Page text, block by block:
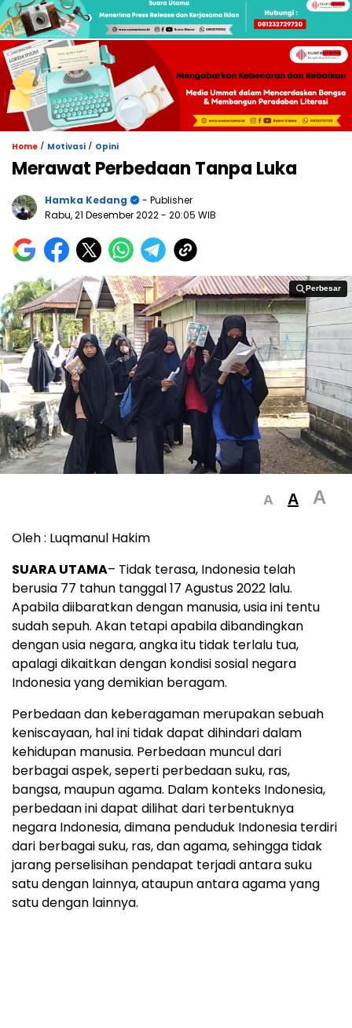
Home / Motivasi / Opini
Merawat Perbedaan Tanpa Luka
Hamka Kedang
- Publisher
Rabu, 21 Desember 2022- 20:05 WIB
Perbesar
Perbesar
A A A
Oleh : Luqmanul Hakim
SUARA UTAMA– Tidak terasa, Indonesia telah
berusia 77 tahun tanggal 17 Agustus 2022 lalu.
Apabila diibaratkan dengan manusia, usia ini tentu
sudah sepuh. Akan tetapi apabila dibandingkan
dengan usia negara, angka itu tidak terlalu tua,
apalagi dikaitkan dengan kondisi sosial negara
Indonesia yang demikian beragam.
Perbedaan dan keberagaman merupakan sebuah
keniscayaan, hal ini tidak dapat dihindari dalam
kehidupan manusia. Perbedaan muncul dari
berbagai aspek, seperti perbedaan suku, ras,
bangsa, maupun agama. Dalam konteks Indonesia,
perbedaan ini dapat dilihat dari terbentuknya
negara Indonesia, dimana penduduk Indonesia terdiri
dari berbagai suku, ras, dan agama, sehingga tidak
jarang perselisihan pendapat terjadi antara suku
satu dengan lainnya, ataupun antara agama yang
satu dengan lainnya.